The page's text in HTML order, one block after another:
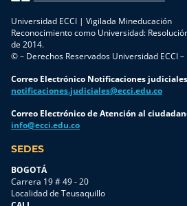
Universidad ECCI | Vigilada Mineducación
Reconocimiento como Universidad:
de 2014.
© – Derechos Reservados Universidad ECCI
Correo Electrónico Notificaciones judiciales
notificaciones.judiciales@ecci.edu.co
Correo Electrónico de Atención al
info@ecci.edu.co
SEDES
BOGOTÁ
Carrera 19 # 49 - 20
Localidad de Teusaquillo